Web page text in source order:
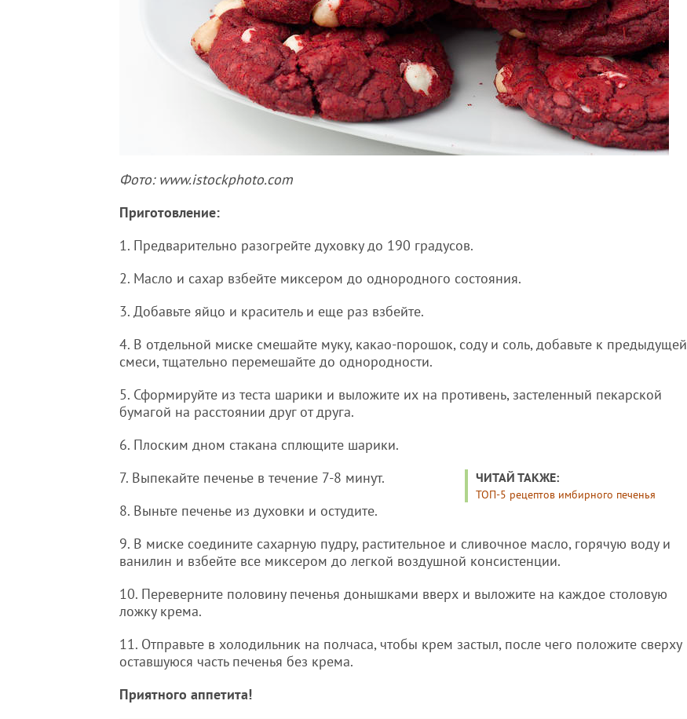
Фото: www.istockphoto.com
Приготовление:
1. Предварительно разогрейте духовку до 190 градусов.
2. Масло и сахар взбейте миксером до однородного состояния.
3. Добавьте яйцо и краситель и еще раз взбейте.
4. В отдельной миске смешайте муку, какао-порошок, соду и соль, добавьте к предыдущей
смеси, тщательно перемешайте до однородности.
5. Сформируйте из теста шарики и выложите их на противень, застеленный пекарской
бумагой на расстоянии друг от друга.
6. Плоским дном стакана сплющите шарики.
ЧИТАЙ ТАКЖЕ:
ТОП-5 рецептов имбирного печенья
7. Выпекайте печенье в течение 7-8 минут.
8. Выньте печенье из духовки и остудите.
9. В миске соедините сахарную пудру, растительное и сливочное масло, горячую воду и
ванилин и взбейте все миксером до легкой воздушной консистенции.
10. Переверните половину печенья донышками вверх и выложите на каждое столовую
ложку крема.
11. Отправьте в холодильник на полчаса, чтобы крем застыл, после чего положите сверху
оставшуюся часть печенья без крема.
Приятного аппетита!